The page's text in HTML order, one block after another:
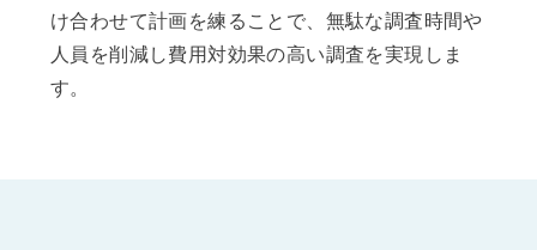
け合わせて計画を練ることで、無駄な調査時間や
人員を削減し費用対効果の高い調査を実現しま
す。